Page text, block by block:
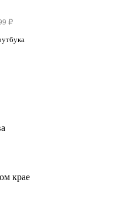
₽
крае